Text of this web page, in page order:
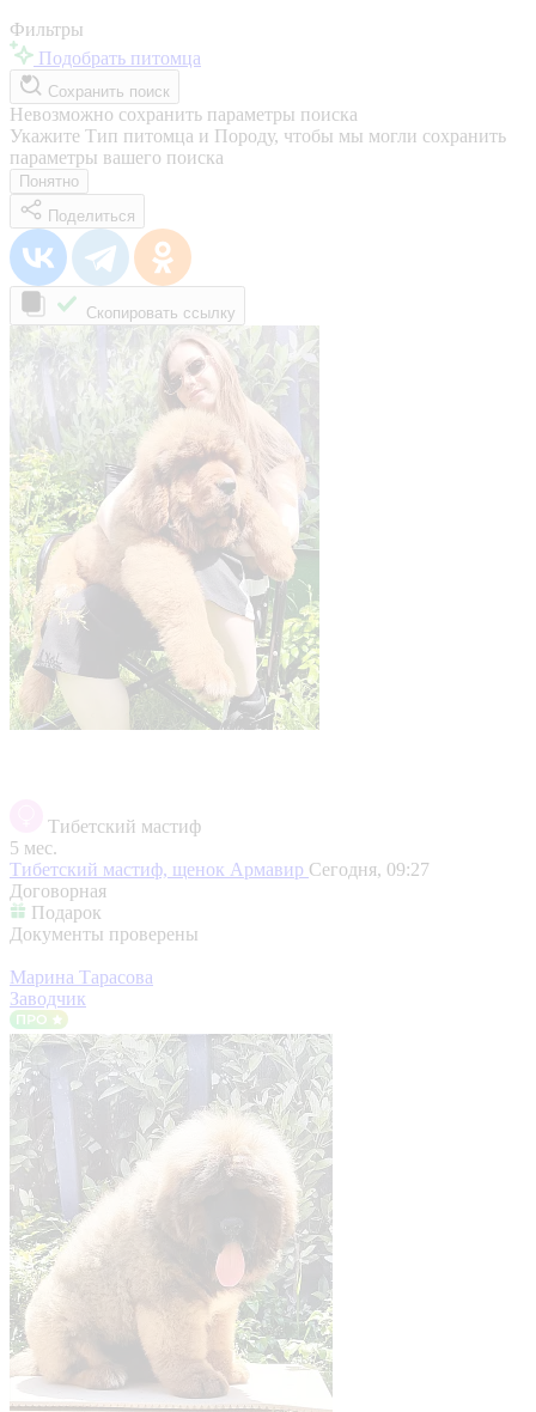
Фильтры
Подобрать питомца
Сохранить поиск
Невозможно сохранить параметры поиска
Укажите Тип питомца и Породу, чтобы мы могли сохранить
параметры вашего поиска
Понятно
Поделиться
Скопировать ссылку
Тибетский мастиф
5 мес.
Тибетский мастиф, щенок Армавир Сегодня, 09:27
Договорная
Подарок
Документы проверены
Марина Тарасова
Заводчик